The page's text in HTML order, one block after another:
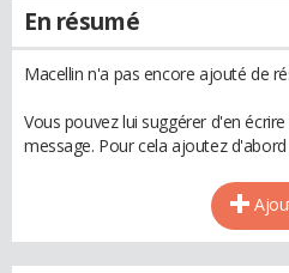
En résumé
Macellin n'a pas encore ajouté de
Vous pouvez lui suggérer d'en
message. Pour cela ajoutez